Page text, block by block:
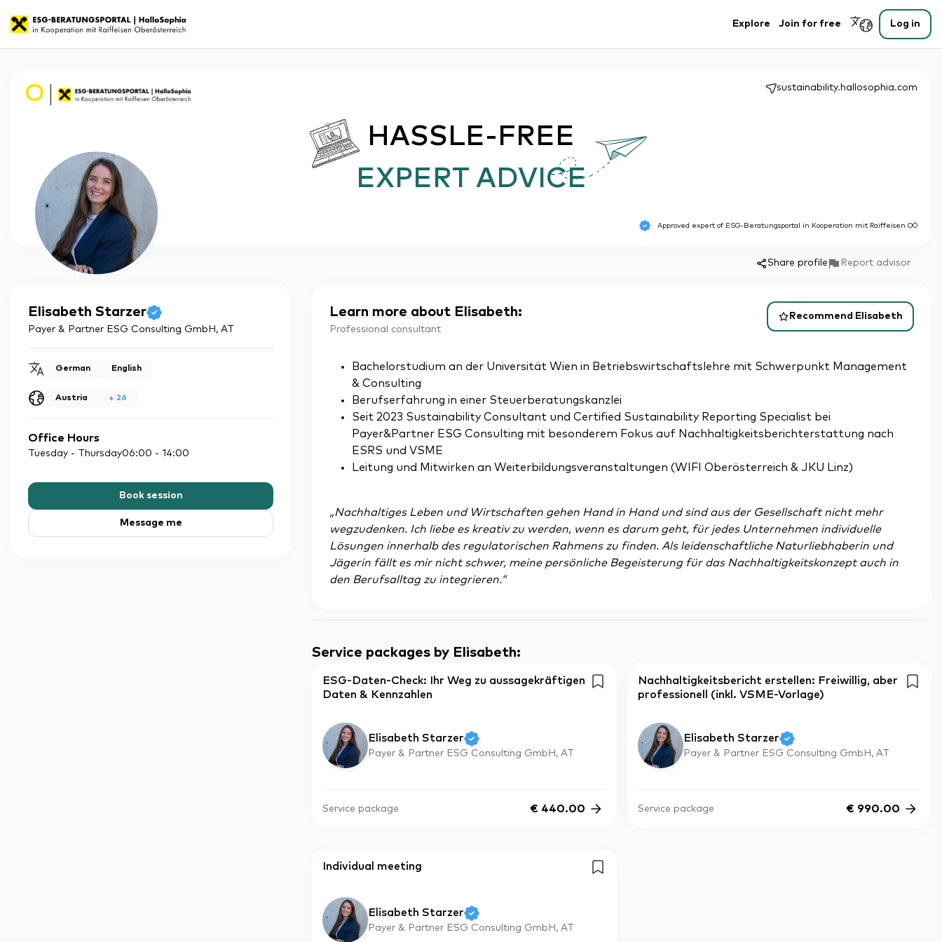
Explore Join for free Log in
sustainability.hallosophia.com
Share profile Report advisor
O
HASSLE-FREE
EXPERT ADVICE
Approved expert of ESG-Beratungsportal in Kooperation mit Raiffeisen OÖ
Elisabeth Starzer
Payer & Partner ESG Consulting GmbH , AT
German English
Austria + 26
Office Hours
Tuesday - Thursday06:00 - 14:00
Book session
Message me
Learn more about Elisabeth:
Professional consultant
Recommend Elisabeth
Bachelorstudium an der Universität Wien in Betriebswirtschaftslehre mit Schwerpunkt Management
& Consulting
Berufserfahrung in einer Steuerberatungskanzlei
Seit 2023 Sustainability Consultant und Certified Sustainability Reporting Specialist bei
Payer&Partner ESG Consulting mit besonderem Fokus auf Nachhaltigkeitsberichterstattung nach
ESRS und VSME
Leitung und Mitwirken an Weiterbildungsveranstaltungen (WIFI Oberösterreich & JKU Linz)
„Nachhaltiges Leben und Wirtschaften gehen Hand in Hand und sind aus der Gesellschaft nicht mehr
wegzudenken. Ich liebe es kreativ zu werden, wenn es darum geht, für jedes Unternehmen individuelle
Lösungen innerhalb des regulatorischen Rahmens zu finden. Als leidenschaftliche Naturliebhaberin und
Jägerin fällt es mir nicht schwer, meine persönliche Begeisterung für das Nachhaltigkeitskonzept auch in
den Berufsalltag zu integrieren.“
Service packages by Elisabeth:
ESG-Daten-Check: Ihr Weg zu aussagekräftigen
Daten & Kennzahlen
Elisabeth Starzer
Payer & Partner ESG Consulting GmbH, AT
Service package € 440.00
Nachhaltigkeitsbericht erstellen: Freiwillig, aber
professionell (inkl. VSME-Vorlage)
Elisabeth Starzer
Payer & Partner ESG Consulting GmbH, AT
Service package € 990.00
Individual meeting
Elisabeth Starzer
Payer & Partner ESG Consulting GmbH, AT